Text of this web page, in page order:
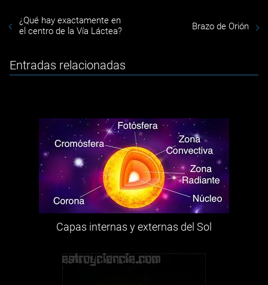
¿Qué hay exactamente en
el centro de la Vía Láctea?
Brazo de Orión
Entradas relacionadas
Capas internas y externas del Sol